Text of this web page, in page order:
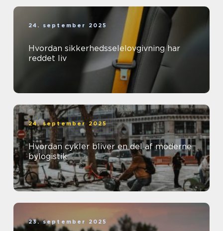
24. september 2025
Hvordan sikkerhedsselelovgivning har
reddet liv
24. september 2025
Hvordan cykler bliver en del af moderne
bylogistik
23. september 2025